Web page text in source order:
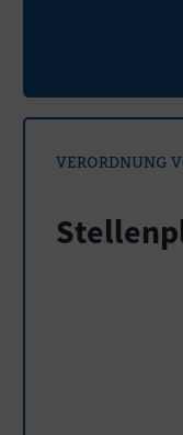
VERORDNUNG